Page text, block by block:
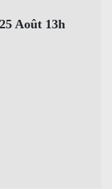
Août 13h